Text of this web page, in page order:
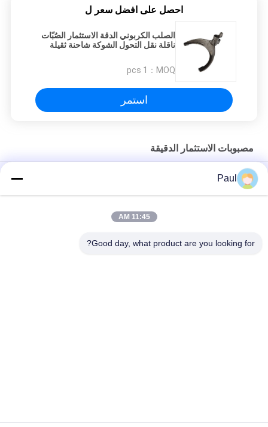
احصل على افضل سعر ل
الصلب الكربوني الدقة الاستثمار الصُبّات
ناقلة نقل التحول الشوكة شاحنة ثقيلة
MOQ：
1 pcs
استمر
مصبوبات الاستثمار الدقيقة
قطع الشمع المفقودة من الفولاذ المقاوم للصدأ خدمات الصب لوازم
المركبات الميكانيكية
Paul
11:45 AM
Good day, what product are you looking for?